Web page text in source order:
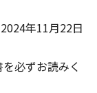
年11月22日
必ずお読みく